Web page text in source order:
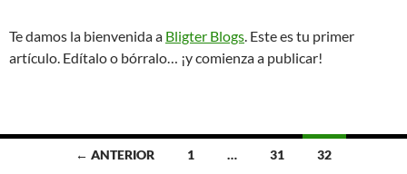
Te damos la bienvenida a Bligter Blogs. Este es tu primer
artículo. Edítalo o bórralo… ¡y comienza a publicar!
← ANTERIOR 1 … 31 32